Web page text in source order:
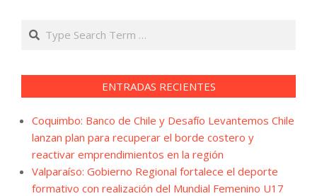
Search
ENTRADAS RECIENTES
Coquimbo: Banco de Chile y Desafío Levantemos Chile
lanzan plan para recuperar el borde costero y
reactivar emprendimientos en la región
Valparaíso: Gobierno Regional fortalece el deporte
formativo con realización del Mundial Femenino U17